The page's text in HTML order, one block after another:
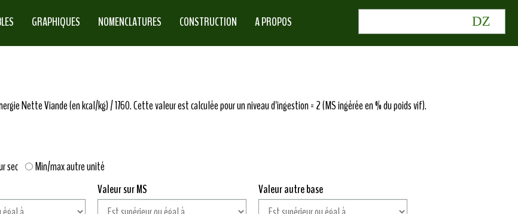
GRAPHIQUES NOMENCLATURES CONSTRUCTION A PROPOS
Nette Viande (en kcal/kg) / 1760. Cette valeur est calculée pour un niveau d'ingestion = 2 (MS ingérée en % du poids vif).
sec
Min/max autre unité
Valeur sur MS Valeur autre base